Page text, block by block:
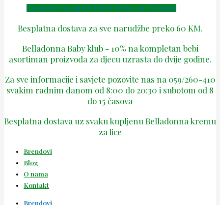
Facebook Instagram Tiktok Phone-alt Envelope
Besplatna dostava za sve narudžbe preko 60 KM.
Belladonna Baby klub - 10% na kompletan bebi
asortiman proizvoda za djecu uzrasta do dvije godine.
Za sve informacije i savjete pozovite nas na 059/260-410
svakim radnim danom od 8:00 do 20:30 i subotom od 8
do 15 časova
Besplatna dostava uz svaku kupljenu Belladonna kremu
za lice
Brendovi
Blog
O nama
Kontakt
Brendovi